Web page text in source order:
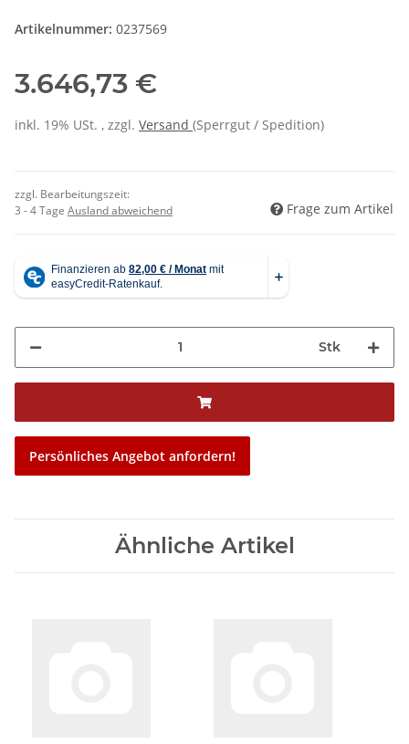
Artikelnummer: 0237569
3.646,73 €
inkl. 19% USt. , zzgl. Versand (Sperrgut / Spedition)
zzgl. Bearbeitungszeit:
3 - 4 Tage Ausland abweichend Frage zum Artikel
Stk
Persönliches Angebot anfordern!
Ähnliche Artikel